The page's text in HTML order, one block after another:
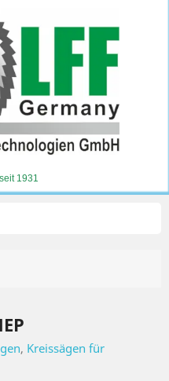
1931
, Kreissägen für